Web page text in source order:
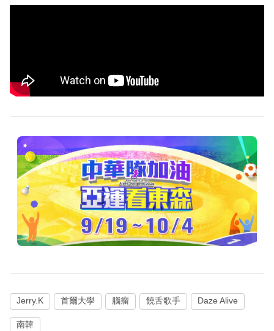
Jerry.K 首爾大學 腦瘤 饒舌歌手 Daze Alive
南韓